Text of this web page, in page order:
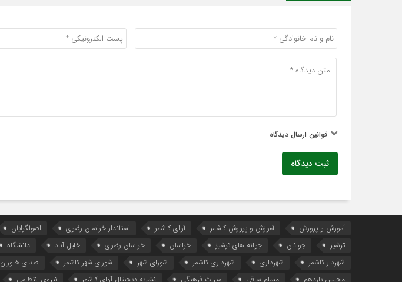
قوانین ارسال دیدگاه
ثبت دیدگاه
آموزش و پرورش آموزش و پرورش کاشمر آوای کاشمر استاندار خراسان رضوی اصولگرایان
ترشیز
جوانان جوانه های ترشیز خراسان خراسان رضوی خلیل آباد دانشگاه
شهردار کاشمر
شهرداری شهرداری کاشمر شورای شهر شورای شهر کاشمر صدای خاوران
مجلس یازدهم
مسلم ساقی میراث فرهنگی نشریه دیجیتال آوای کاشمر نیروی انتظامی